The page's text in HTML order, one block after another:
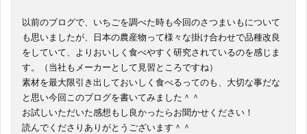
以前のブログで、いちごを調べた時も今回のさつまいもについて
も思いましたが、日本の農産物って様々な掛け合わせで品種改良
をしていて、よりおいしく食べやすく研究されているのを感じま
す。（当社もメーカーとして見習ところですね）
素材を最大限引き出しておいしく食べるってのも、大切な事だな
と思い今回このブログを書いてみました＾＾
お試しいただいた感想もし良かったらお聞かせください！
読んでくださりありがとうございます＾＾